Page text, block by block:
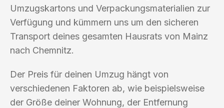
Umzugskartons und Verpackungsmaterialien zur
Verfügung und kümmern uns um den sicheren
Transport deines gesamten Hausrats von Mainz
nach Chemnitz.
Der Preis für deinen Umzug hängt von
verschiedenen Faktoren ab, wie beispielsweise
der Größe deiner Wohnung, der Entfernung